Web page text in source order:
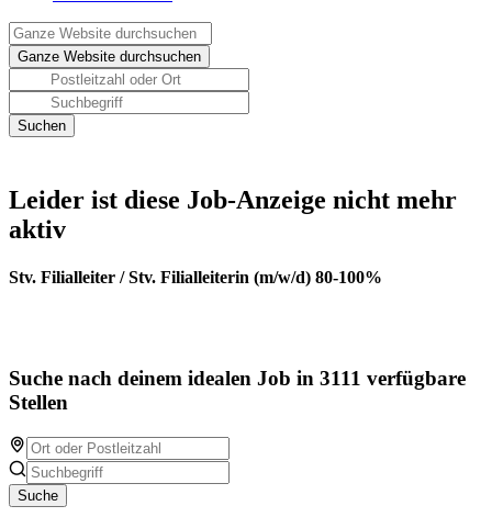
Leider ist diese Job-Anzeige nicht mehr
aktiv
Stv. Filialleiter / Stv. Filialleiterin (m/w/d) 80-100%
Suche nach deinem idealen Job in 3111 verfügbare
Stellen
Suche